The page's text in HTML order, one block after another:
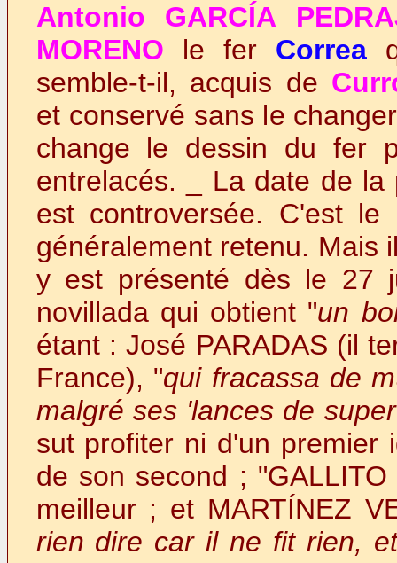
Antonio GARCÍA
MORENO le fer Correa
semble-t-il, acquis de
et conservé sans le
change le dessin du fer
entrelacés. _ La date de la
est controversée. C'est
généralement retenu. Mais
y est présenté dès le 27
novillada qui obtient "un
étant : José PARADAS (il
France), "qui fracassa de
malgré ses 'lances de
sut profiter ni d'un premier
de son second ;
meilleur ; et MARTÍNEZ
rien dire car il ne fit rien,